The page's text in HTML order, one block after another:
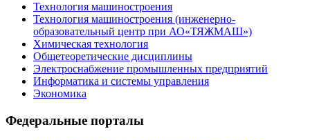
Технология машиностроения
Технология машиностроения (инженерно-
образовательный центр при АО«ТЯЖМАШ»)
Химическая технология
Общетеоретические дисциплины
Электроснабжение промышленных предприятий
Информатика и системы управления
Экономика
Федеральные порталы